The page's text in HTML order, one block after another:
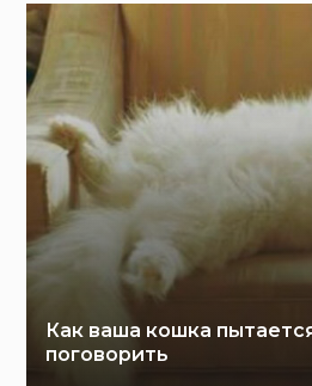
Как ваша кошка
поговорить